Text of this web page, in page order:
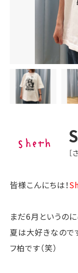
［
皆様こんにちは！
まだ6月というのに
夏は大好きなので
フ柏です（笑）